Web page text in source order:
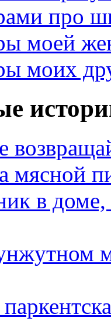
про
моей
моих
мясной
в доме,